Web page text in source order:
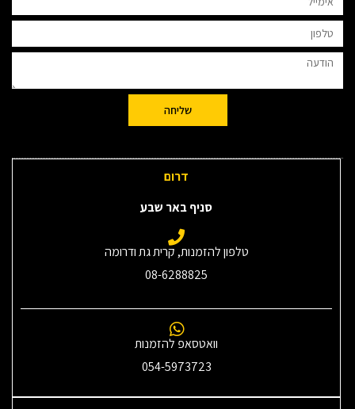
שליחה
דרום
סניף באר שבע
טלפון להזמנות, קרית גת ודרומה
08-6288825
וואטסאפ להזמנות
054-5973723